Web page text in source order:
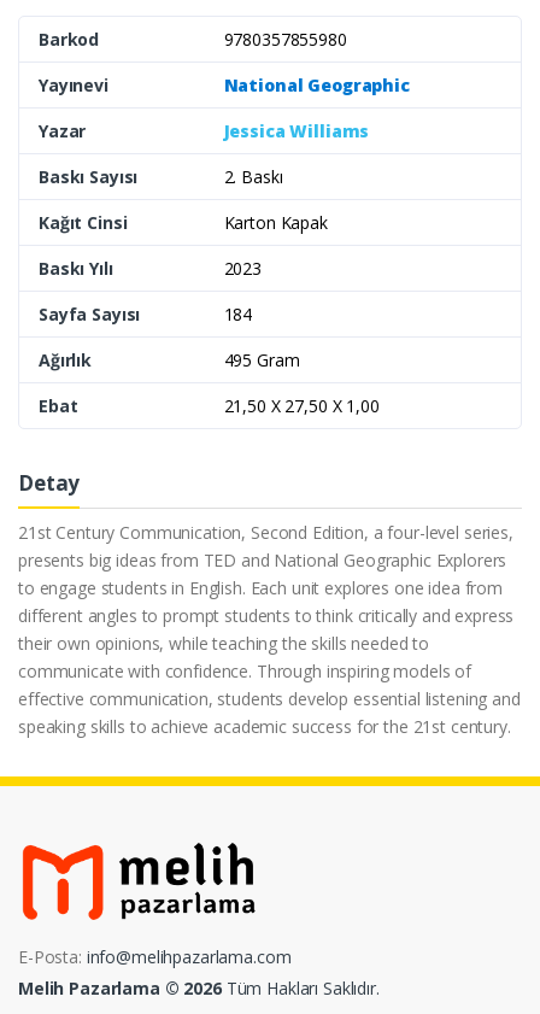
Barkod
9780357855980
Yayınevi
National Geographic
Yazar
Jessica Williams
Baskı Sayısı
2. Baskı
Kağıt Cinsi
Karton Kapak
Baskı Yılı
2023
Sayfa Sayısı
184
Ağırlık
495 Gram
Ebat
21,50 X 27,50 X 1,00
Detay
21st Century Communication, Second Edition, a four-level series,
presents big ideas from TED and National Geographic Explorers
to engage students in English. Each unit explores one idea from
different angles to prompt students to think critically and express
their own opinions, while teaching the skills needed to
communicate with confidence. Through inspiring models of
effective communication, students develop essential listening and
speaking skills to achieve academic success for the 21st century.
E-Posta: info@melihpazarlama.com
Melih Pazarlama © 2026Tüm Hakları Saklıdır.